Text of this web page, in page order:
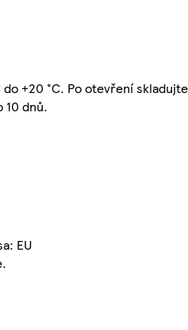
+20 °C. Po otevření skladujte
dnů.
EU